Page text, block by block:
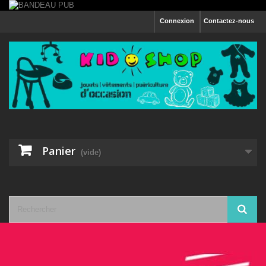
Contactez-nous
Connexion
Panier (vide)